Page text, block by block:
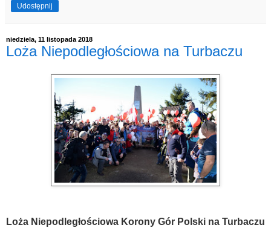
Udostępnij
niedziela, 11 listopada 2018
Loża Niepodległościowa na Turbaczu
Loża Niepodległościowa Korony Gór Polski na Turbaczu